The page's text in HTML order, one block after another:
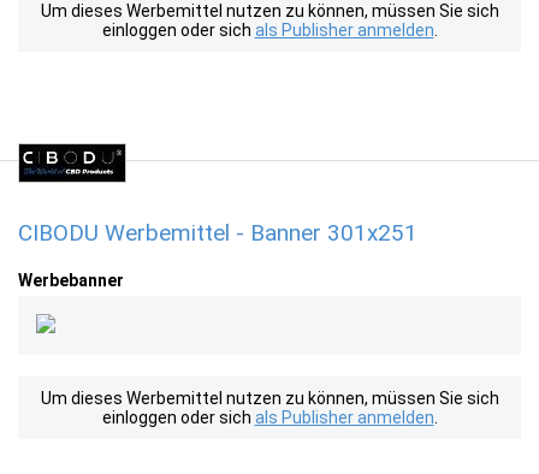
Um dieses Werbemittel nutzen zu können, müssen Sie sich
einloggen oder sich als Publisher anmelden
CIBODU Werbemittel - Banner 301x251
Werbebanner
Um dieses Werbemittel nutzen zu können, müssen Sie sich
einloggen oder sich als Publisher anmelden